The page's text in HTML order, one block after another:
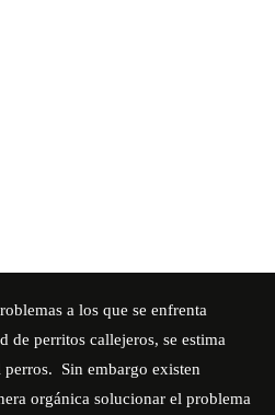
a los que se enfrenta
de perritos callejeros, se estima
Sin embargo existen
orgánica solucionar el problema